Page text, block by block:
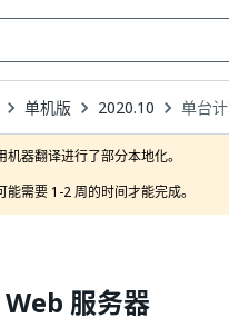
单机版 2020.10 单台
器翻译进行了部分本地化。
需要 1-2 周的时间才能完成。
服务器